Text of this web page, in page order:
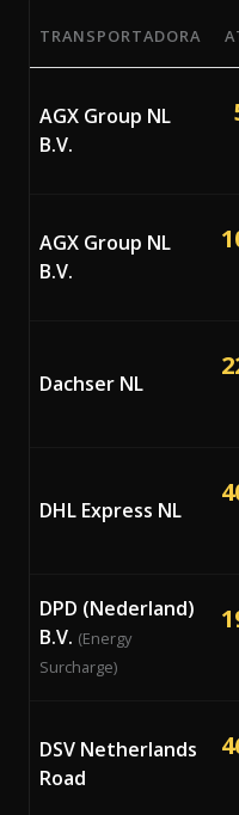
Percentagens atuais
TRANSPORTADORA
AGX Group NL
B.V.
AGX Group NL
B.V.
Dachser NL
DHL Express NL
DPD (Nederland)
B.V. (Energy
Surcharge)
DSV Netherlands
Road